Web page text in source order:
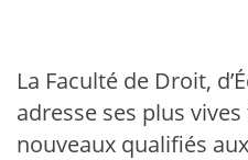
La Faculté de Droit,
adresse ses plus
nouveaux qualifiés